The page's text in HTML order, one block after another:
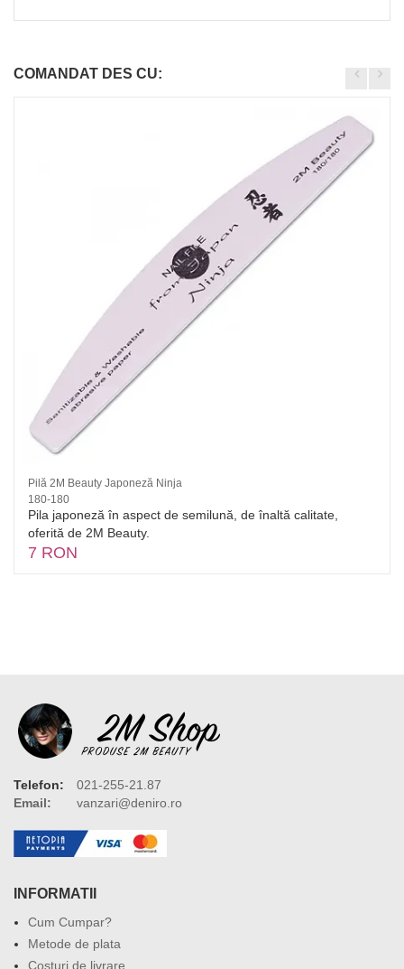
COMANDAT DES CU:
Pilă 2M Beauty Japoneză Ninja
180-180
Pila japoneză în aspect de semilună, de înaltă calitate,
oferită de 2M Beauty.
7 RON
Telefon:
021-255-21.87
Email:
vanzari@deniro.ro
INFORMATII
Cum Cumpar?
Metode de plata
Costuri de livrare